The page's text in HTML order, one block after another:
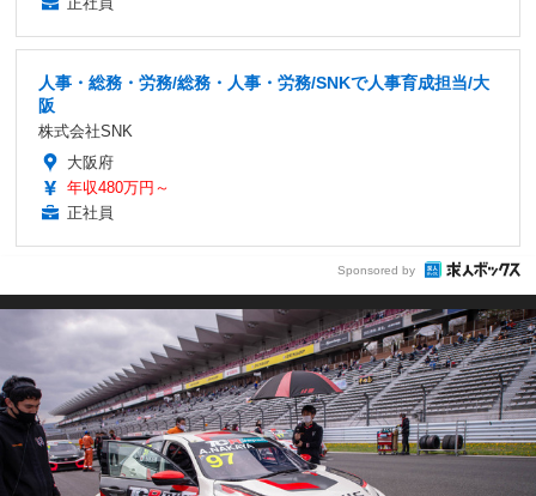
人事・総務・労務/総務・人事・労務/SNKで人事育成担当/大
阪
株式会社SNK
大阪府
年収480万円～
正社員
Sponsored by